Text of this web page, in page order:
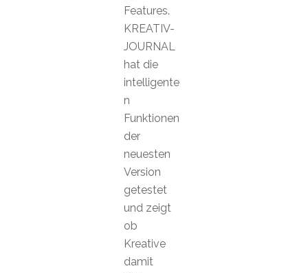
Features.
KREATIV-
JOURNAL
hat die
intelligente
n
Funktionen
der
neuesten
Version
getestet
und zeigt
ob
Kreative
damit